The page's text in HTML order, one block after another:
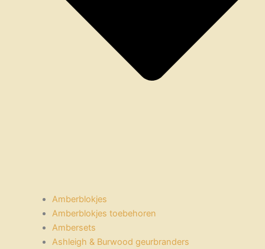
Amberblokjes
Amberblokjes toebehoren
Ambersets
Ashleigh & Burwood geurbranders